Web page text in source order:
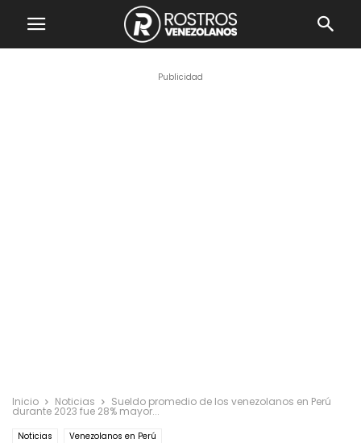
Publicidad
Inicio Noticias Sueldo promedio de los venezolanos en Perú
durante 2023 fue 28% mayor...
Noticias Venezolanos en Perú